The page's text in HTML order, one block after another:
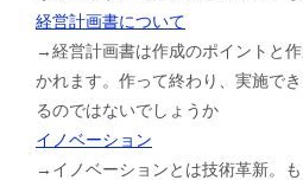
経営計画書について
→経営計画書は作成のポイントと
かれます。作って終わり、実施で
るのではないでしょうか
イノベーション
→イノベーションとは技術革新。